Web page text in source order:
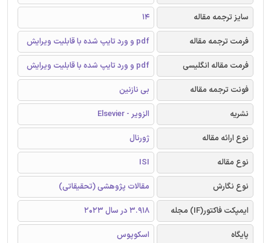
سایز ترجمه مقاله
14
فرمت ترجمه مقاله
pdf و ورد تایپ شده با قابلیت ویرایش
فرمت مقاله انگلیسی
pdf و ورد تایپ شده با قابلیت ویرایش
فونت ترجمه مقاله
بی نازنین
نشریه
الزویر - Elsevier
نوع ارائه مقاله
ژورنال
نوع مقاله
ISI
نوع نگارش
مقالات پژوهشی (تحقیقاتی)
ایمپکت فاکتور(IF) مجله
3.918 در سال 2023
پایگاه
اسکوپوس